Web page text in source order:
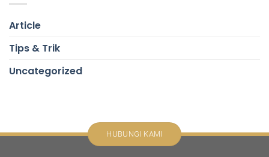
Article
Tips & Trik
Uncategorized
HUBUNGI KAMI